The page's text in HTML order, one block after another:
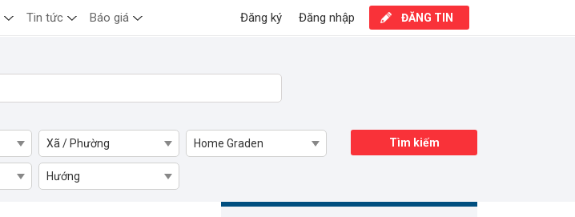
Xã / Phường Home Graden
Hướng
Tìm kiếm
Tin tức Báo giá ĐĂNG TIN
Đăng nhập
Đăng ký